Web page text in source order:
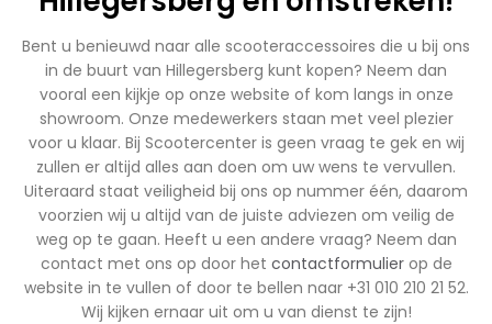
Bent u benieuwd naar alle scooteraccessoires die u bij ons
in de buurt van Hillegersberg kunt kopen? Neem dan
vooral een kijkje op onze website of kom langs in onze
showroom. Onze medewerkers staan met veel plezier
voor u klaar. Bij Scootercenter is geen vraag te gek en wij
zullen er altijd alles aan doen om uw wens te vervullen.
Uiteraard staat veiligheid bij ons op nummer één, daarom
voorzien wij u altijd van de juiste adviezen om veilig de
weg op te gaan. Heeft u een andere vraag? Neem dan
contact met ons op door het contactformulierop de
website in te vullen of door te bellen naar +31 010 210 21 52.
Wij kijken ernaar uit om u van dienst te zijn!